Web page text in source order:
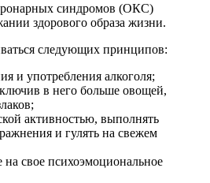
синдромов (ОКС)
здорового образа жизни.
следующих принципов:
и употребления алкоголя;
в него больше овощей,
активностью, выполнять
и гулять на свежем
свое психоэмоциональное